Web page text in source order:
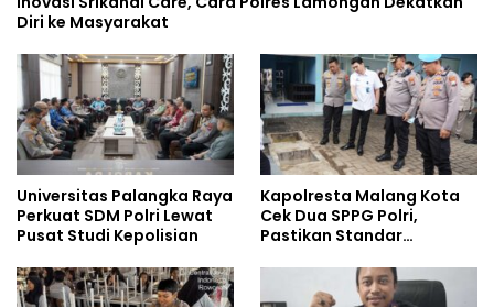
Diri ke Masyarakat
Universitas Palangka Raya
Perkuat SDM Polri Lewat
Pusat Studi Kepolisian
Kapolresta Malang Kota
Cek Dua SPPG Polri,
Pastikan Standar
Pengelolaan Limbah
Berjalan Optimal